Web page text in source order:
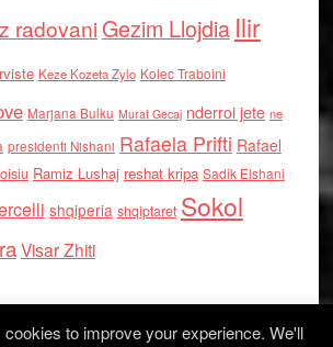
radovaniGezim Llojdia Ilir
Keze Kozeta Zylo Kolec Traboini
Marjana Bulku Murat Gecaj nderroi jete ne
presidenti Nishani Rafaela Prifti Rafael
Ramiz Lushaj reshat kripa Sadik Elshani
shqiperia shqiptaret Sokol
Visar Zhiti
to improve your experience. We'll